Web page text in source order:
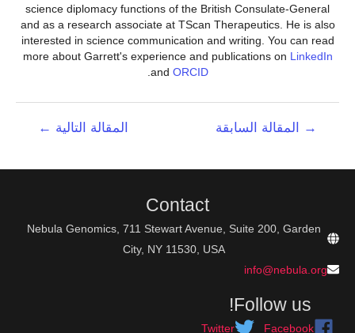
science diplomacy functions of the British Consulate-General
and as a research associate at TScan Therapeutics. He is also
interested in science communication and writing. You can read
more about Garrett's experience and publications on LinkedIn
and ORCID
→ المقالة السابقة المقالة التالية ←
Contact
Nebula Genomics, 711 Stewart Avenue, Suite 200, Garden
City, NY 11530, USA
info@nebula.org
Follow us!
Facebook
Twitter